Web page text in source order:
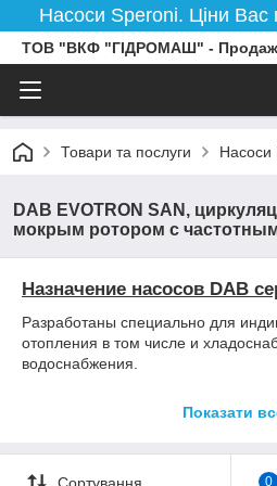
Насоси Speroni. Ціни Вас
ТОВ "ВКФ "ГІДРОМАШ" - Продаж -
Товари та послуги Насоси
DAB EVOTRON SAN,
мокрым ротором с
Назначение насосов DAB
Разработаны специально для
отопления в том числе и
водоснабжения.
куб.м./час, напор - до 6,5 м.
Перекачиваемая жидкость
Показати
Сортування 0